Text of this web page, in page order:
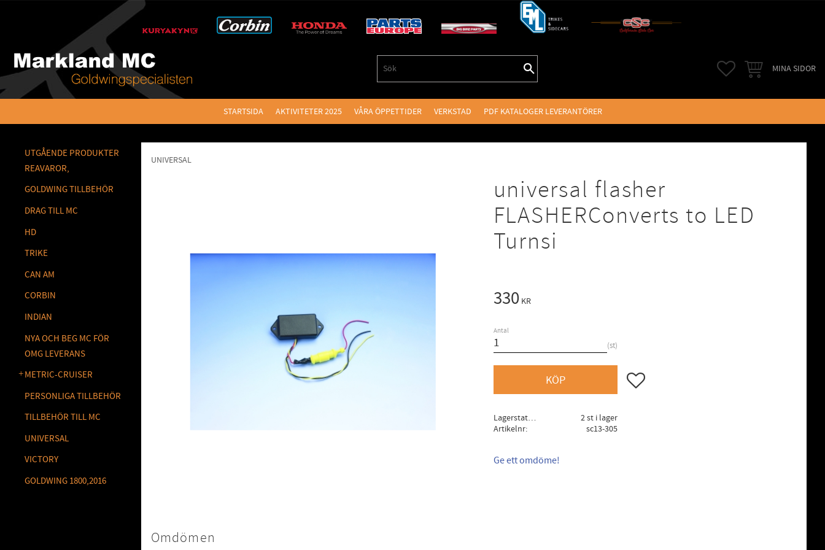
FAVORITER
KUNDVAGNMINA SIDOR
STARTSIDA AKTIVITETER 2025 VÅRA ÖPPETTIDER VERKSTAD PDF KATALOGER LEVERANTÖRER
UNIVERSAL
universal flasher
FLASHERConverts to LED
Turnsi
330KR
Antal
st
KÖP Lägg till i favoriter
Lagerstatus
2 st i lager
Artikelnr
sc13-305
Ge ett omdöme!
Omdömen
UTGÅENDE PRODUKTER
REAVAROR,
GOLDWING TILLBEHÖR
DRAG TILL MC
HD
TRIKE
CAN AM
CORBIN
INDIAN
NYA OCH BEG MC FÖR
OMG LEVERANS
METRIC-CRUISER
PERSONLIGA TILLBEHÖR
TILLBEHÖR TILL MC
UNIVERSAL
VICTORY
GOLDWING 1800,2016